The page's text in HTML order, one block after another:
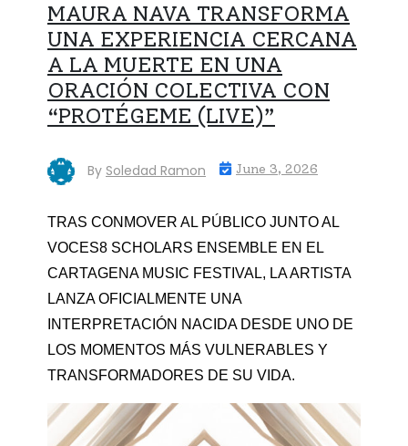
MAURA NAVA TRANSFORMA
UNA EXPERIENCIA CERCANA
A LA MUERTE EN UNA
ORACIÓN COLECTIVA CON
“PROTÉGEME (LIVE)”
By Soledad Ramon June 3, 2026
TRAS CONMOVER AL PÚBLICO JUNTO AL
VOCES8 SCHOLARS ENSEMBLE EN EL
CARTAGENA MUSIC FESTIVAL, LA ARTISTA
LANZA OFICIALMENTE UNA
INTERPRETACIÓN NACIDA DESDE UNO DE
LOS MOMENTOS MÁS VULNERABLES Y
TRANSFORMADORES DE SU VIDA.